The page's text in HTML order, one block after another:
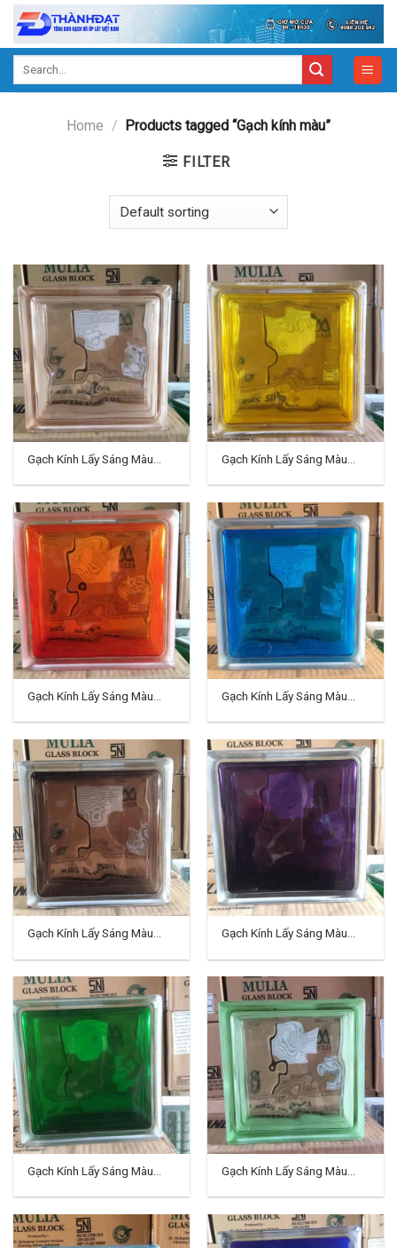
Skip
content
Home / Products tagged “Gạch kính màu”
FILTER
Gạch Kính Lấy Sáng Màu
Gạch Kính Lấy Sáng Màu
Gạch Kính Lấy Sáng Màu
Gạch Kính Lấy Sáng Màu
Gạch Kính Lấy Sáng Màu
Gạch Kính Lấy Sáng Màu
Gạch Kính Lấy Sáng Màu
Gạch Kính Lấy Sáng Màu